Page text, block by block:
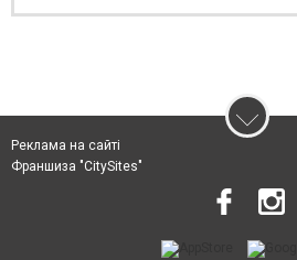
Реклама на сайті
Франшиза "CitySites"